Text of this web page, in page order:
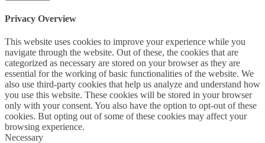
Privacy Overview
This website uses cookies to improve your experience while you
navigate through the website. Out of these, the cookies that are
categorized as necessary are stored on your browser as they are
essential for the working of basic functionalities of the website. We
also use third-party cookies that help us analyze and understand how
you use this website. These cookies will be stored in your browser
only with your consent. You also have the option to opt-out of these
cookies. But opting out of some of these cookies may affect your
browsing experience.
Necessary